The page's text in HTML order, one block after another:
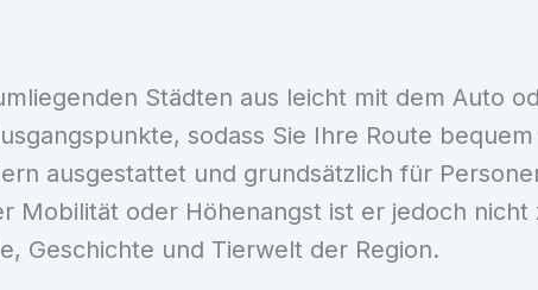
Städten aus leicht mit dem Auto
sodass Sie Ihre Route
ausgestattet und grundsätzlich für
Mobilität oder Höhenangst ist er jedoch
Geschichte und Tierwelt der Region.